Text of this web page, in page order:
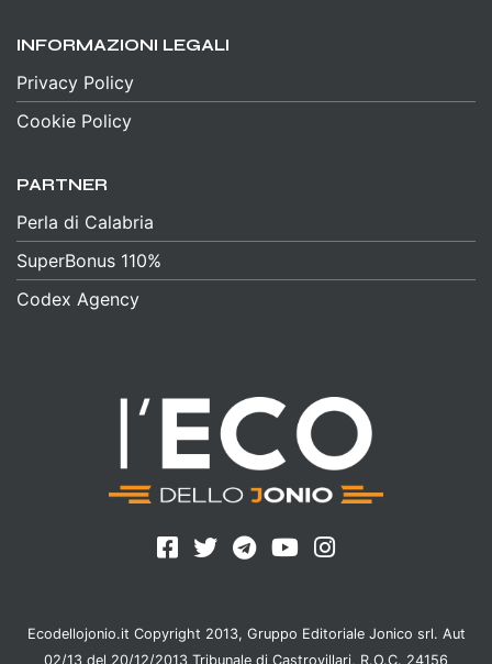
INFORMAZIONI LEGALI
Privacy Policy
Cookie Policy
PARTNER
Perla di Calabria
SuperBonus 110%
Codex Agency
Ecodellojonio.it Copyright 2013, Gruppo Editoriale Jonico srl. Aut
02/13 del 20/12/2013 Tribunale di Castrovillari, R.O.C. 24156